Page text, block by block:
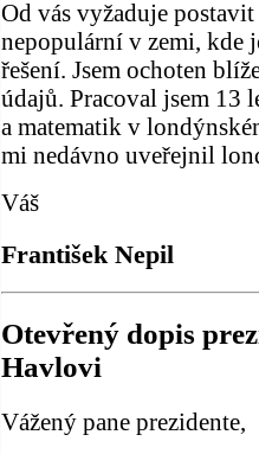
Od vás vyžaduje
nepopulární v zemi, kde
řešení. Jsem ochoten
údajů. Pracoval jsem 13
a matematik v
mi nedávno uveřejnil
Váš
František Nepil
Otevřený dopis
Havlovi
Vážený pane prezidente,